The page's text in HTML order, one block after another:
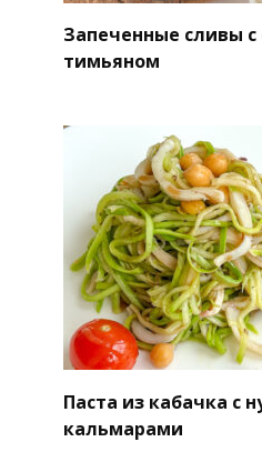
Запеченные сливы с
тимьяном
Паста из кабачка с
кальмарами